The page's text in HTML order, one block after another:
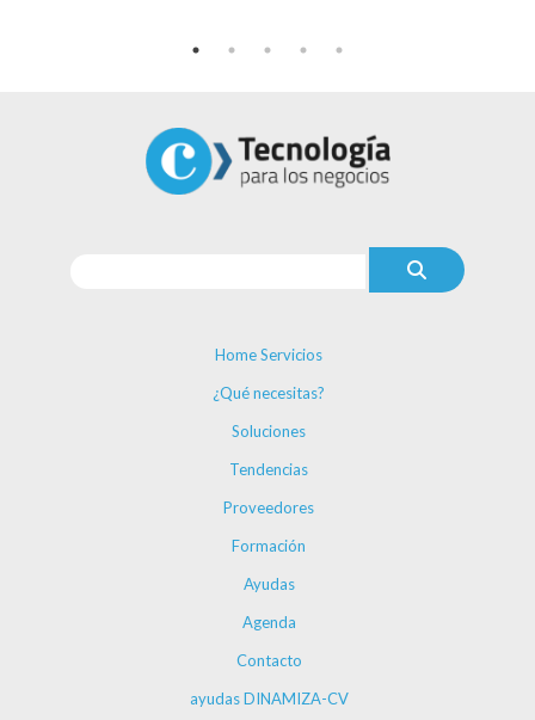
Home Servicios
¿Qué necesitas?
Soluciones
Tendencias
Proveedores
Formación
Ayudas
Agenda
Contacto
ayudas DINAMIZA-CV